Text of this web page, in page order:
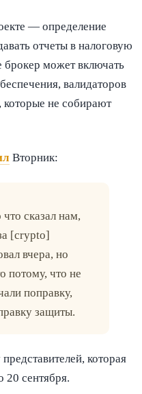
— определение
отчеты в налоговую
может включать
валидаторов
которые не собирают
Вторник:
сказал нам,
[crypto]
вчера, но
потому, что не
поправку,
защиты.
которая
20 сентября.